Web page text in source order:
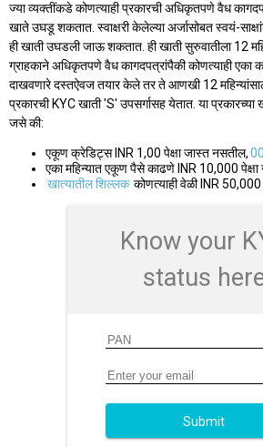
ज्या व्यक्तींकडे कोणत्याही प्रकारची अधिकृतपणे वैध
खाते उघडू शकतात. स्वाक्षरी केलेल्या अर्जासोबत स्वयं-
ही खाती उघडली जाऊ शकतात. ही खाती सुरुवातीला 12
ग्राहकाने अधिकृतपणे वैध कागदपत्रांपैकी कोणत्याही एका
दाखवणारे दस्तऐवज तयार केले तर ते आणखी 12
प्रकारची KYC खाती 'S' उपसर्गासह येतात. या प्रकारच्या
जसे की:
एकूण क्रेडिट्स INR 1,00 पेक्षा जास्त नसतील,
एका महिन्यात एकूण पैसे काढणे INR 10,000 पेक्षा
खात्यातील शिल्लक कोणत्याही वेळी INR 50,000
Know your
status
Submit